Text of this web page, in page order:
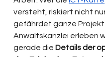
versteht, riskiert nicht
gefährdet ganze
Anwaltskanzlei erleben
gerade die Details der